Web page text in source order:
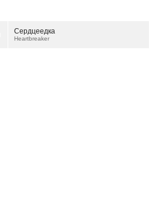
Сердцеедка
Heartbreaker